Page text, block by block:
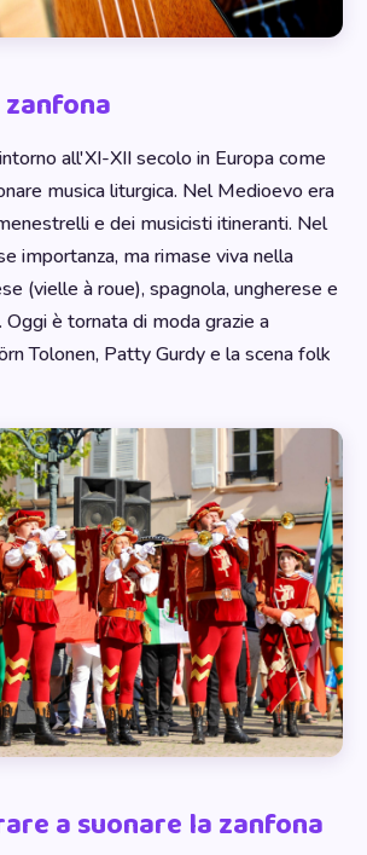
all'XI-XII secolo in Europa come
musica liturgica. Nel Medioevo era
e dei musicisti itineranti. Nel
importanza, ma rimase viva nella
(vielle à roue), spagnola, ungherese e
è tornata di moda grazie a
Tolonen, Patty Gurdy e la scena folk
a suonare la zanfona